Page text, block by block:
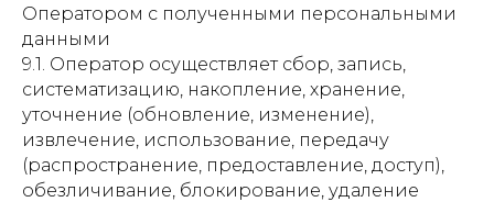
Оператором с полученными персональными
данными
9.1. Оператор осуществляет сбор, запись,
систематизацию, накопление, хранение,
уточнение (обновление, изменение),
извлечение, использование, передачу
(распространение, предоставление, доступ),
обезличивание, блокирование, удаление